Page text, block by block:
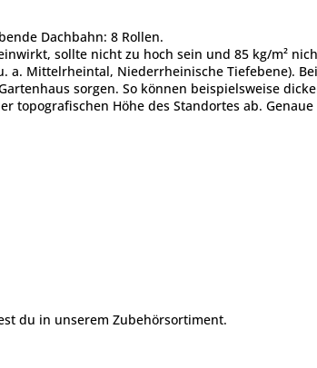
Dachbahn: 8 Rollen.
sollte nicht zu hoch sein und 85 kg/m²
a. Mittelrheintal, Niederrheinische Tiefebene).
sorgen. So können beispielsweise
topografischen Höhe des Standortes ab.
du in unserem Zubehörsortiment.